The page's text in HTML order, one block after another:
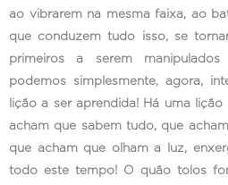
ao vibrarem na mesma faixa, ao
que conduzem tudo isso, se
primeiros a serem
podemos simplesmente, agora,
lição a ser aprendida! Há uma
acham que sabem tudo, que
que acham que olham a luz,
todo este tempo! O quão tolos